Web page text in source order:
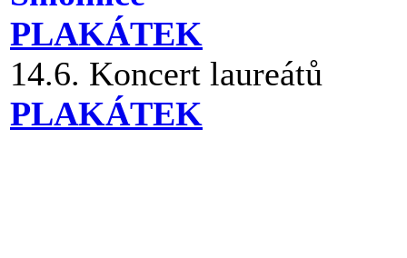
PLAKÁTEK
14.6. Koncert laureátů
PLAKÁTEK